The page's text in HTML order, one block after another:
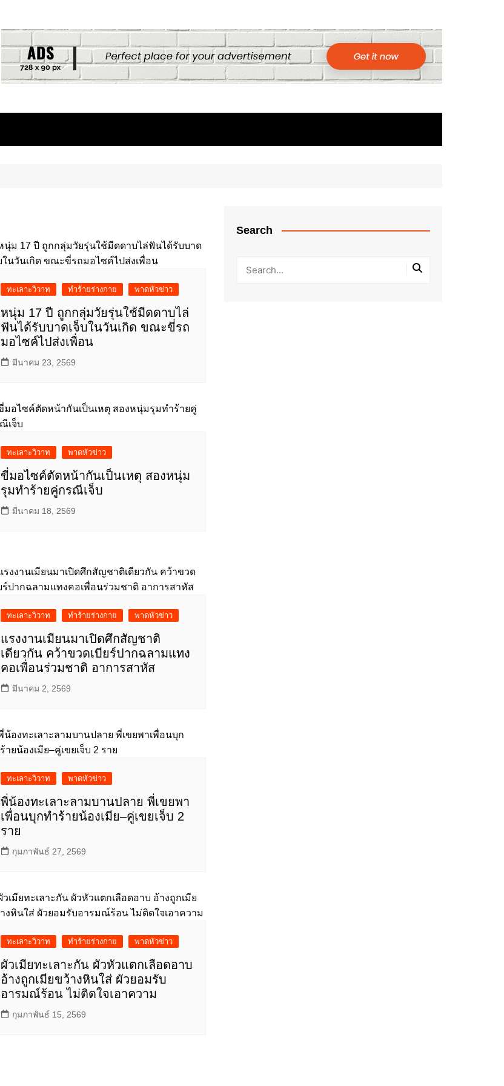
ทะเลาะวิวาท ทำร้ายร่างกาย พาดหัวข่าว
หนุ่ม 17 ปี ถูกกลุ่มวัยรุ่นใช้มีดดาบไล่
ฟันได้รับบาดเจ็บในวันเกิด ขณะขี่รถ
มอไซค์ไปส่งเพื่อน
มีนาคม 23, 2569
ทะเลาะวิวาท พาดหัวข่าว
ขี่มอไซค์ตัดหน้ากันเป็นเหตุ สองหนุ่ม
รุมทำร้ายคู่กรณีเจ็บ
มีนาคม 18, 2569
ทะเลาะวิวาท ทำร้ายร่างกาย พาดหัวข่าว
แรงงานเมียนมาเปิดศึกสัญชาติ
เดียวกัน คว้าขวดเบียร์ปากฉลามแทง
คอเพื่อนร่วมชาติ อาการสาหัส
มีนาคม 2, 2569
ทะเลาะวิวาท พาดหัวข่าว
พี่น้องทะเลาะลามบานปลาย พี่เขยพา
เพื่อนบุกทำร้ายน้องเมีย–คู่เขยเจ็บ 2
ราย
กุมภาพันธ์ 27, 2569
ทะเลาะวิวาท ทำร้ายร่างกาย พาดหัวข่าว
ผัวเมียทะเลาะกัน ผัวหัวแตกเลือดอาบ
อ้างถูกเมียขว้างหินใส่ ผัวยอมรับ
อารมณ์ร้อน ไม่ติดใจเอาความ
กุมภาพันธ์ 15, 2569
Search